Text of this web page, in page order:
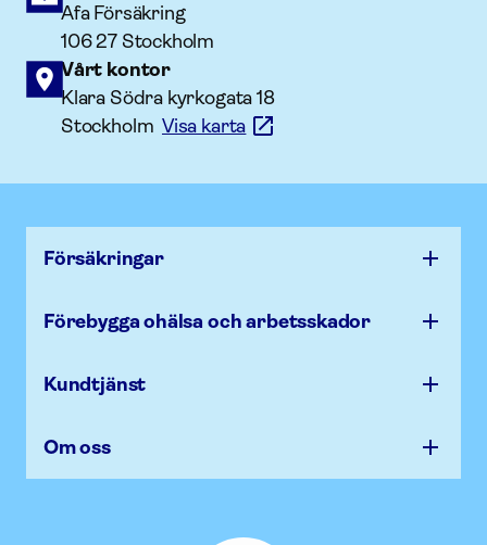
Afa Försäkring
106 27 Stockholm
Vårt kontor
Klara Södra kyrkogata 18
StockholmVisa karta
Försäk­ringar
Förebygga ohälsa och arbets­skador
Kundtjänst
Om oss